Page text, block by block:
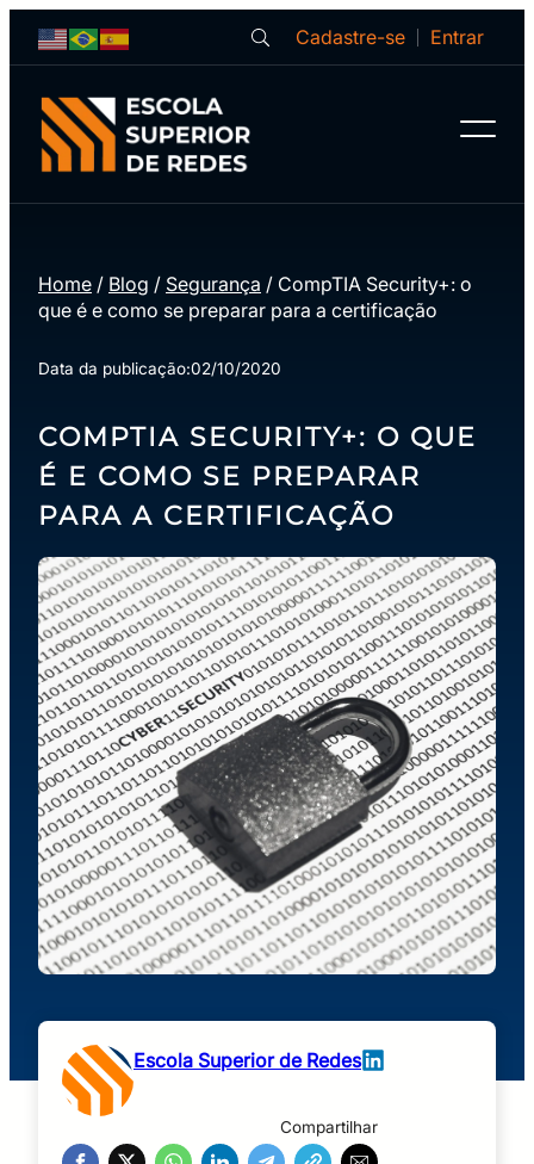
Cadastre-se Entrar
Home / Blog / Segurança / CompTIA Security+: o
que é e como se preparar para a certificação
Data da publicação:02/10/2020
COMPTIA SECURITY+: O QUE
É E COMO SE PREPARAR
PARA A CERTIFICAÇÃO
Escola Superior de Redes
Compartilhar